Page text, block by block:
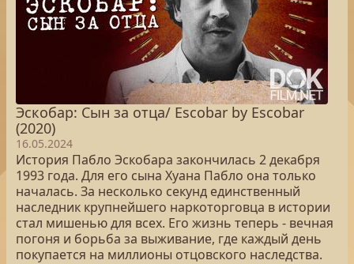
Эскобар: Сын за отца/ Escobar by Escobar
(2020)
16.05.2024
История Пабло Эскобара закончилась 2 декабря
1993 года. Для его сына Хуана Пабло она только
началась. За несколько секунд единственный
наследник крупнейшего наркоторговца в истории
стал мишенью для всех. Его жизнь теперь - вечная
погоня и борьба за выживание, где каждый день
покупается на миллионы отцовского наследства.